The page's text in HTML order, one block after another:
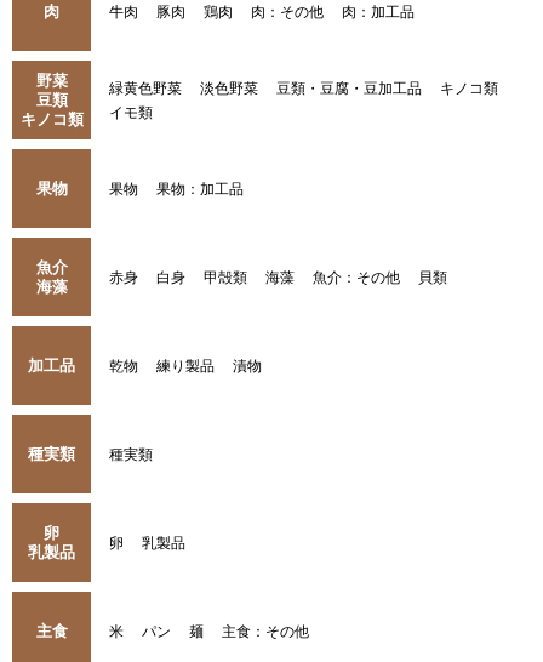
肉 牛肉 豚肉 鶏肉 肉：その他 肉：加工品
野菜
豆類
キノコ類
緑黄色野菜 淡色野菜 豆類・豆腐・豆加工品
キノコ類
イモ類
果物 果物 果物：加工品
魚介
海藻
赤身 白身 甲殻類 海藻 魚介：その他 貝類
加工品 乾物 練り製品 漬物
種実類 種実類
卵
乳製品
卵 乳製品
主食 米 パン 麺 主食：その他